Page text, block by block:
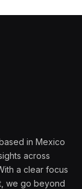
in Mexico
across
a clear focus
we go beyond